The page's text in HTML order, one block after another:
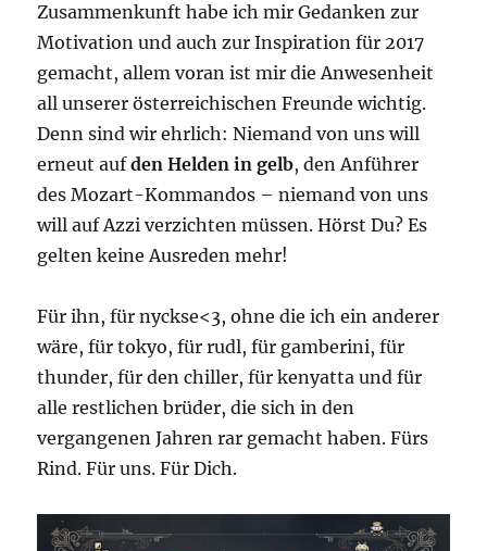
Zusammenkunft habe ich mir Gedanken zur
Motivation und auch zur Inspiration für 2017
gemacht, allem voran ist mir die Anwesenheit
all unserer österreichischen Freunde wichtig.
Denn sind wir ehrlich: Niemand von uns will
erneut aufden Helden in gelb, den Anführer
des Mozart-Kommandos – niemand von uns
will auf Azzi verzichten müssen. Hörst Du? Es
gelten keine Ausreden mehr!
Für ihn, für nyckse<3, ohne die ich ein anderer
wäre, für tokyo, für rudl, für gamberini, für
thunder, für den chiller, für kenyatta und für
alle restlichen brüder, die sich in den
vergangenen Jahren rar gemacht haben. Fürs
Rind. Für uns. Für Dich.